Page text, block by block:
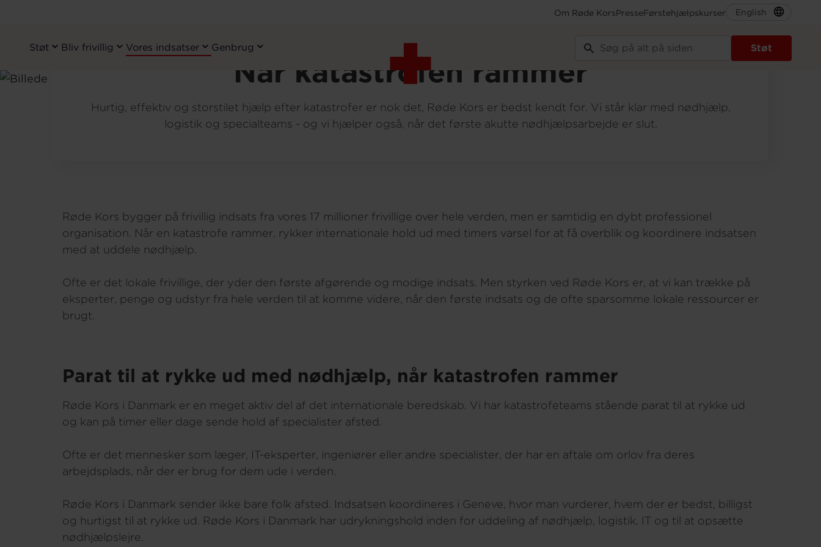
Gå
Primary
Navigation
Støt Bliv frivillig Vores indsatser Genbrug Støt
Om Røde KorsPresseFørstehjælpskurser English
Når katastrofen rammer
Hurtig, effektiv og storstilet hjælp efter katastrofer er nok det, Røde Kors er bedst kendt for. Vi står klar med nødhjælp,
logistik og specialteams - og vi hjælper også, når det første akutte nødhjælpsarbejde er slut.
Røde Kors bygger på frivillig indsats fra vores 17 millioner frivillige over hele verden, men er samtidig en dybt professionel
organisation. Når en katastrofe rammer, rykker internationale hold ud med timers varsel for at få overblik og koordinere indsatsen
med at uddele nødhjælp.
Ofte er det lokale frivillige, der yder den første afgørende og modige indsats. Men styrken ved Røde Kors er, at vi kan trække på
eksperter, penge og udstyr fra hele verden til at komme videre, når den første indsats og de ofte sparsomme lokale ressourcer er
brugt.
Parat til at rykke ud med nødhjælp, når katastrofen rammer
Røde Kors i Danmark er en meget aktiv del af det internationale beredskab. Vi har katastrofeteams stående parat til at rykke ud
og kan på timer eller dage sende hold af specialister afsted.
Ofte er det mennesker som læger, IT-eksperter, ingeniører eller andre specialister, der har en aftale om orlov fra deres
arbejdsplads, når der er brug for dem ude i verden.
Røde Kors i Danmark sender ikke bare folk afsted. Indsatsen koordineres i Geneve, hvor man vurderer, hvem der er bedst, billigst
og hurtigst til at rykke ud. Røde Kors i Danmark har udrykningshold inden for uddeling af nødhjælp, logistik, IT og til at opsætte
nødhjælpslejre.